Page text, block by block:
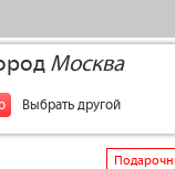
Москва
Выбрать другой